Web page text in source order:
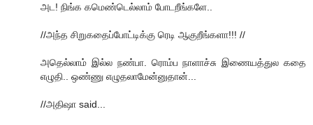
அட! நிங்க கமெண்டெல்லாம் போடறீங்களே..
//அந்த சிறுகதைப்போட்டிக்கு ரெடி ஆகுறீங்களா!!! //
அதெல்லாம் இல்ல நண்பா. ரொம்ப நாளாச்சு இணையத்துல கதை
எழுதி.. ஒண்ணு எழுதலாமேன்னுதான்...
//அதிஷா said...